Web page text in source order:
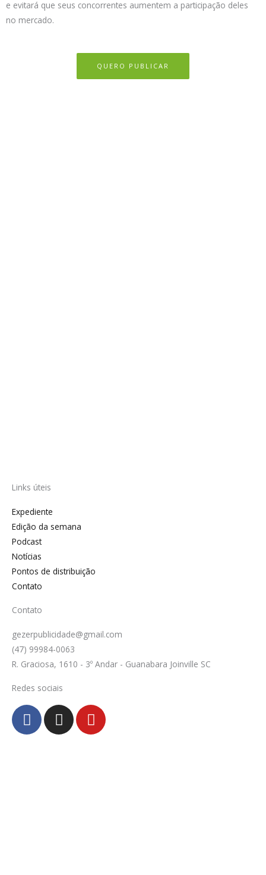
e evitará que seus concorrentes aumentem a participação deles
no mercado.
QUERO PUBLICAR
Links úteis
Expediente
Edição da semana
Podcast
Notícias
Pontos de distribuição
Contato
Contato
gezerpublicidade@gmail.com
(47) 99984-0063
R. Graciosa, 1610 - 3º Andar - Guanabara Joinville SC
Redes sociais
F
a
c
I
n
s
Y
o
u